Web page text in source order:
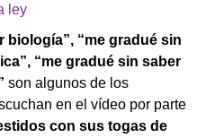
ley
biología”, “me gradué sin
“me gradué sin saber
son algunos de los
en el vídeo por parte
con sus togas de